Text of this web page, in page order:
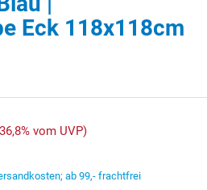
Eck 118x118cm
vom UVP)
ab 99,- frachtfrei